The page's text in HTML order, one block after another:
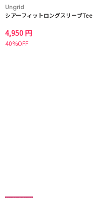
Ungrid
シアーフィットロングスリーブTee
4,950 円
40%OFF